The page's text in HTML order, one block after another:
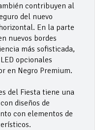
contribuyen al
del nuevo
En la parte
nuevos bordes
más sofisticada,
opcionales
en Negro Premium.
del Fiesta tiene una
diseños de
con elementos de